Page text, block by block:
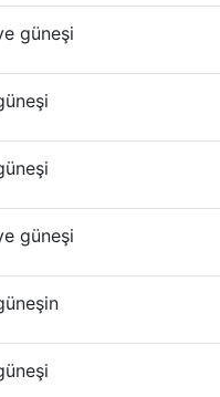
güneşi
güneşi